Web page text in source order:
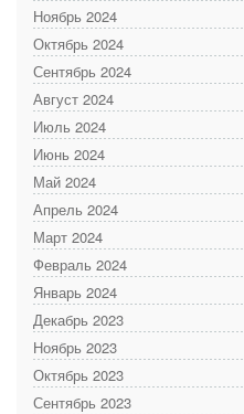
Ноябрь 2024
Октябрь 2024
Сентябрь 2024
Август 2024
Июль 2024
Июнь 2024
Май 2024
Апрель 2024
Март 2024
Февраль 2024
Январь 2024
Декабрь 2023
Ноябрь 2023
Октябрь 2023
Сентябрь 2023